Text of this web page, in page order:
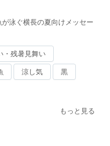
が泳ぐ横長の夏向けメッセー
・残暑見舞い
涼し気 黒
もっと見る